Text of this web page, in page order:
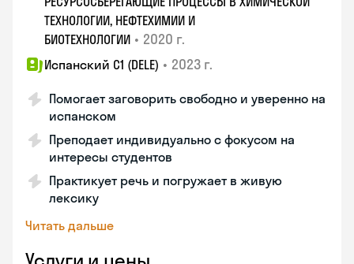
ТЕХНОЛОГИИ, НЕФТЕХИМИИ И
БИОТЕХНОЛОГИИ • 2020 г.
Испанский С1 (DELE) • 2023 г.
Помогает заговорить свободно и уверенно на
испанском
Преподает индивидуально с фокусом на
интересы студентов
Практикует речь и погружает в живую
лексику
Читать дальше